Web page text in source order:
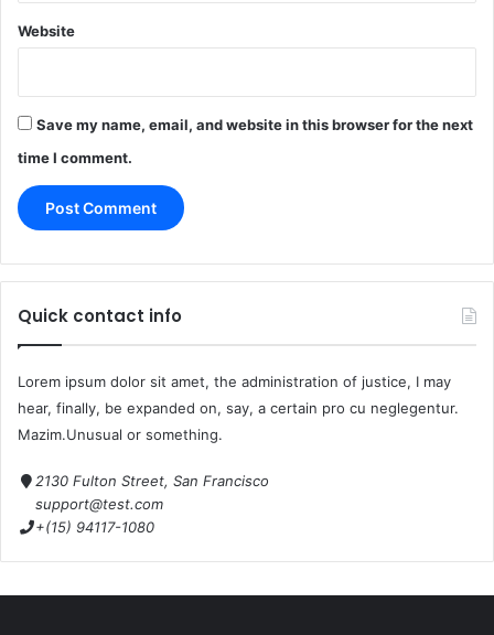
Website
Save my name, email, and website in this browser for the next
time I comment.
Quick contact info
Lorem ipsum dolor sit amet, the administration of justice, I may
hear, finally, be expanded on, say, a certain pro cu neglegentur.
Mazim.Unusual or something.
2130 Fulton Street, San Francisco
support@test.com
+(15) 94117-1080